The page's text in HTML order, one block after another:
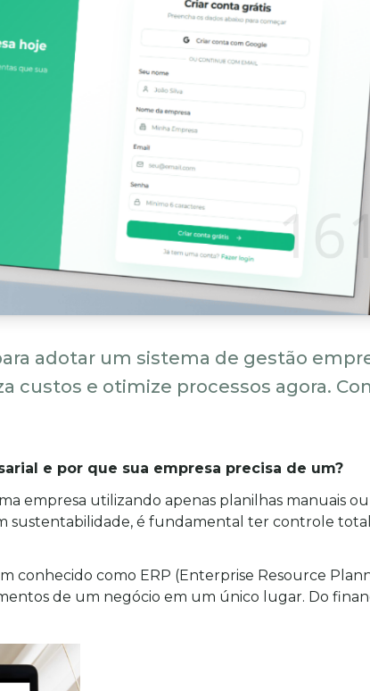
adotar um sistema de gestão
custos e otimize processos agora.
e por que sua empresa precisa de um?
empresa utilizando apenas planilhas manuais
sustentabilidade, é fundamental ter controle
conhecido como ERP (Enterprise Resource
de um negócio em um único lugar. Do